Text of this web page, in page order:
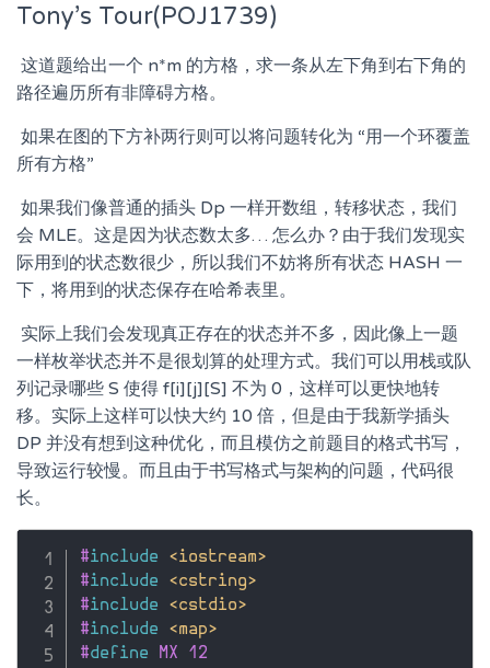
Tony’s Tour(POJ1739)
​ 这道题给出一个 n*m 的方格，求一条从左下角到右下角的
路径遍历所有非障碍方格。
​ 如果在图的下方补两行则可以将问题转化为 “用一个环覆盖
所有方格”
​ 如果我们像普通的插头 Dp 一样开数组，转移状态，我们
会 MLE。这是因为状态数太多… 怎么办？由于我们发现实
际用到的状态数很少，所以我们不妨将所有状态 HASH 一
下，将用到的状态保存在哈希表里。
​ 实际上我们会发现真正存在的状态并不多，因此像上一题
一样枚举状态并不是很划算的处理方式。我们可以用栈或队
列记录哪些 S 使得 f[i][j][S] 不为 0，这样可以更快地转
移。实际上这样可以快大约 10 倍，但是由于我新学插头
DP 并没有想到这种优化，而且模仿之前题目的格式书写，
导致运行较慢。而且由于书写格式与架构的问题，代码很
长。
#include
<iostream>
#include
<cstring>
#include
<cstdio>
#include
<map>
#define MX 12